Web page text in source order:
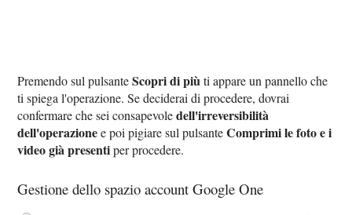
Premendo sul pulsanteScopri di piùti appare un pannello che
ti spiega l'operazione. Se deciderai di procedere, dovrai
confermare che sei consapevoledell'irreversibilità
dell'operazionee poi pigiare sul pulsanteComprimi le foto e i
video già presentiper procedere.
Gestione dello spazio account Google One